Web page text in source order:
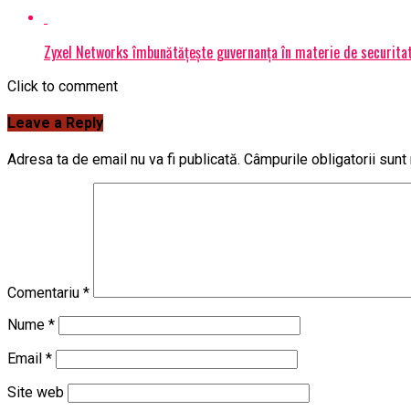
Zyxel Networks îmbunătățește guvernanța în materie de
Click to comment
Leave a Reply
Adresa ta de email nu va fi publicată. Câmpurile obligatorii sunt
Comentariu *
Nume *
Email *
Site web